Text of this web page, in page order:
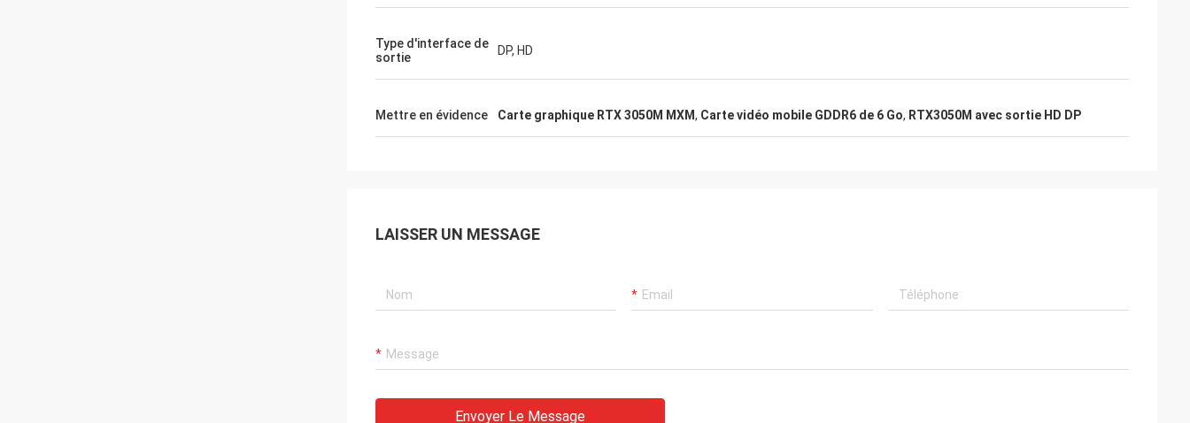
Type d'interface de
sortie
DP, HD
Mettre en évidence Carte graphique RTX 3050M MXM, Carte vidéo mobile GDDR6 de 6 Go, RTX3050M avec sortie HD DP
LAISSER UN MESSAGE
Envoyer Le Message